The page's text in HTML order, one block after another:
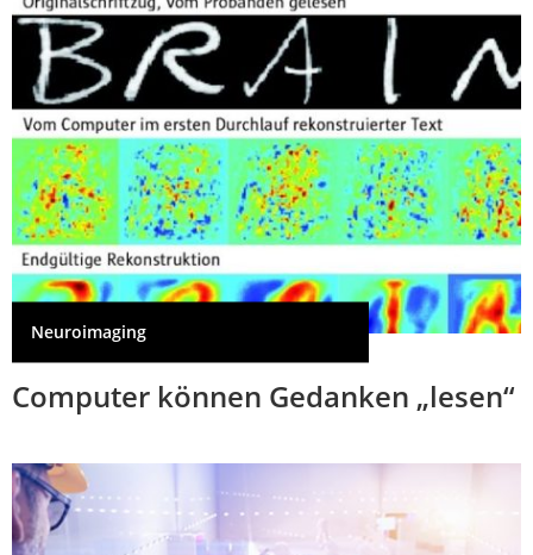
Neuroimaging
Computer können Gedanken „lesen“